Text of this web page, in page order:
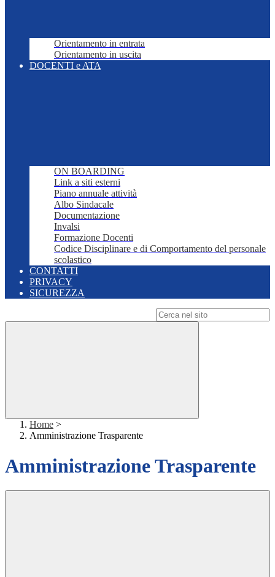
Orientamento in entrata
Orientamento in uscita
DOCENTI e ATA
ON BOARDING
Link a siti esterni
Piano annuale attività
Albo Sindacale
Documentazione
Invalsi
Formazione Docenti
Codice Disciplinare e di Comportamento del personale
scolastico
CONTATTI
PRIVACY
SICUREZZA
Home >
Amministrazione Trasparente
Amministrazione Trasparente